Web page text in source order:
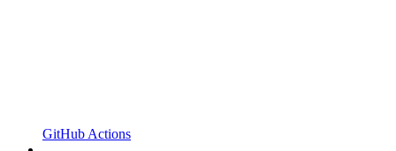
GitHub Actions